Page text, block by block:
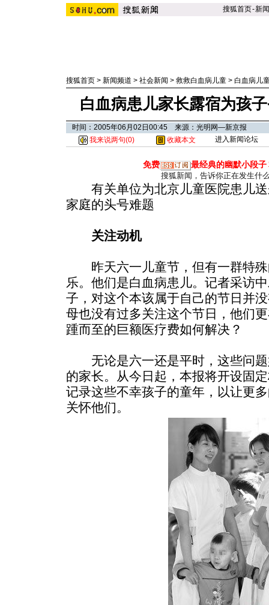
搜狐首页-新闻
搜狐首页 > 新闻频道 > 社会新闻 > 救救白血病儿童 > 白血病儿
白血病患儿家长露宿为孩
时间：2005年06月02日00:45 来源：光明网—新京报
我来说两句(0) 收藏本文 进入新闻论坛
免费 最经典的幽默小段子
搜狐新闻，告诉你正在发生什
有关单位为北京儿童医院患儿送
家庭的头号难题
关注动机
昨天六一儿童节，但有一群特殊
乐。他们是白血病患儿。记者采访
子，对这个本该属于自己的节日并
母也没有过多关注这个节日，他们
踵而至的巨额医疗费如何解决？
无论是六一还是平时，这些问题
的家长。从今日起，本报将开设固
记录这些不幸孩子的童年，以让更
关怀他们。